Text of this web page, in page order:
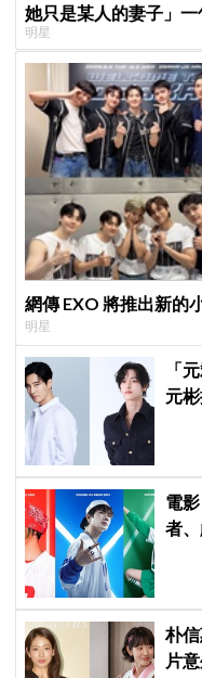
她只是某人的妻子」
明星
網傳 EXO 將推出新的
明星
「
元
電
者
朴
片